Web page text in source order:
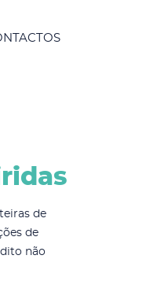
de
de
não